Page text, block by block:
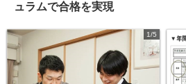
ュラムで合格を実現
1/5